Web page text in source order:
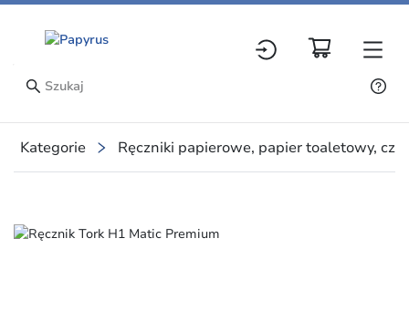
Kategorie Ręczniki papierowe, papier toaletowy,
Slide 1 of 1